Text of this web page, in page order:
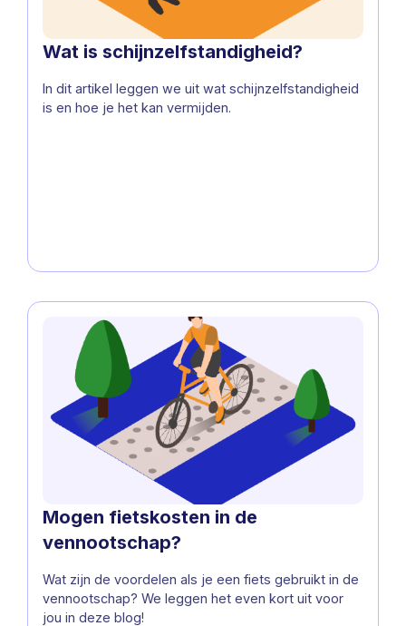
Wat is schijnzelfstandigheid?
In dit artikel leggen we uit wat schijnzelfstandigheid
is en hoe je het kan vermijden.
Mogen fietskosten in de
vennootschap?
Wat zijn de voordelen als je een fiets gebruikt in de
vennootschap? We leggen het even kort uit voor
jou in deze blog!